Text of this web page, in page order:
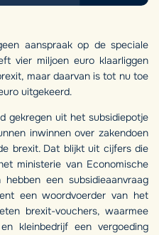
aanspraak op de speciale
vier miljoen euro klaarliggen
maar daarvan is tot nu toe
uitgekeerd.
gekregen uit het subsidiepotje
inwinnen over zakendoen
brexit. Dat blijkt uit cijfers die
ministerie van Economische
een subsidieaanvraag
een woordvoerder van het
brexit-vouchers, waarmee
kleinbedrijf een vergoeding